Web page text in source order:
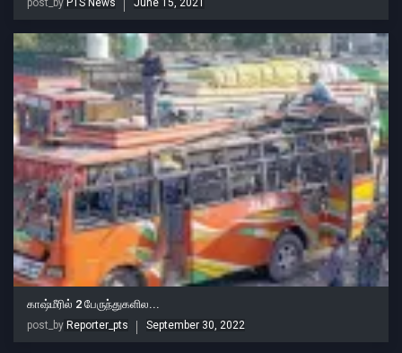
post_by PTS News June 15, 2021
காஷ்மீரில் 2 பேருந்துகளில...
post_by Reporter_pts September 30, 2022